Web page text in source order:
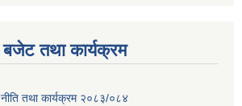
बजेट तथा कार्यक्रम
नीति तथा कार्यक्रम २०८३/०८४